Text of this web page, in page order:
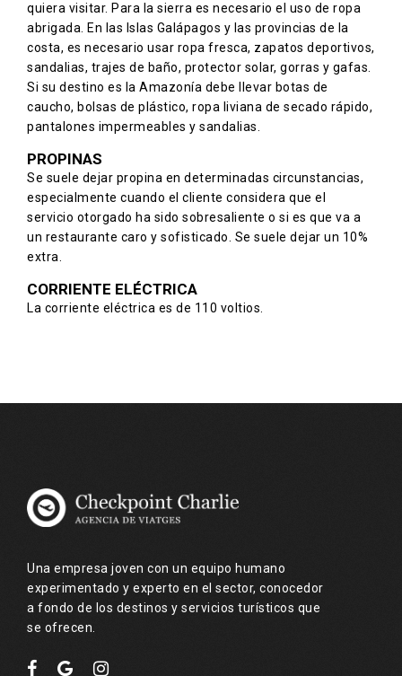
quiera visitar. Para la sierra es necesario el uso de ropa
abrigada. En las Islas Galápagos y las provincias de la
costa, es necesario usar ropa fresca, zapatos deportivos,
sandalias, trajes de baño, protector solar, gorras y gafas.
Si su destino es la Amazonía debe llevar botas de
caucho, bolsas de plástico, ropa liviana de secado rápido,
pantalones impermeables y sandalias.
PROPINAS
Se suele dejar propina en determinadas circunstancias,
especialmente cuando el cliente considera que el
servicio otorgado ha sido sobresaliente o si es que va a
un restaurante caro y sofisticado. Se suele dejar un 10%
extra.
CORRIENTE ELÉCTRICA
La corriente eléctrica es de 110 voltios.
Una empresa joven con un equipo humano
experimentado y experto en el sector, conocedor
a fondo de los destinos y servicios turísticos que
se ofrecen.